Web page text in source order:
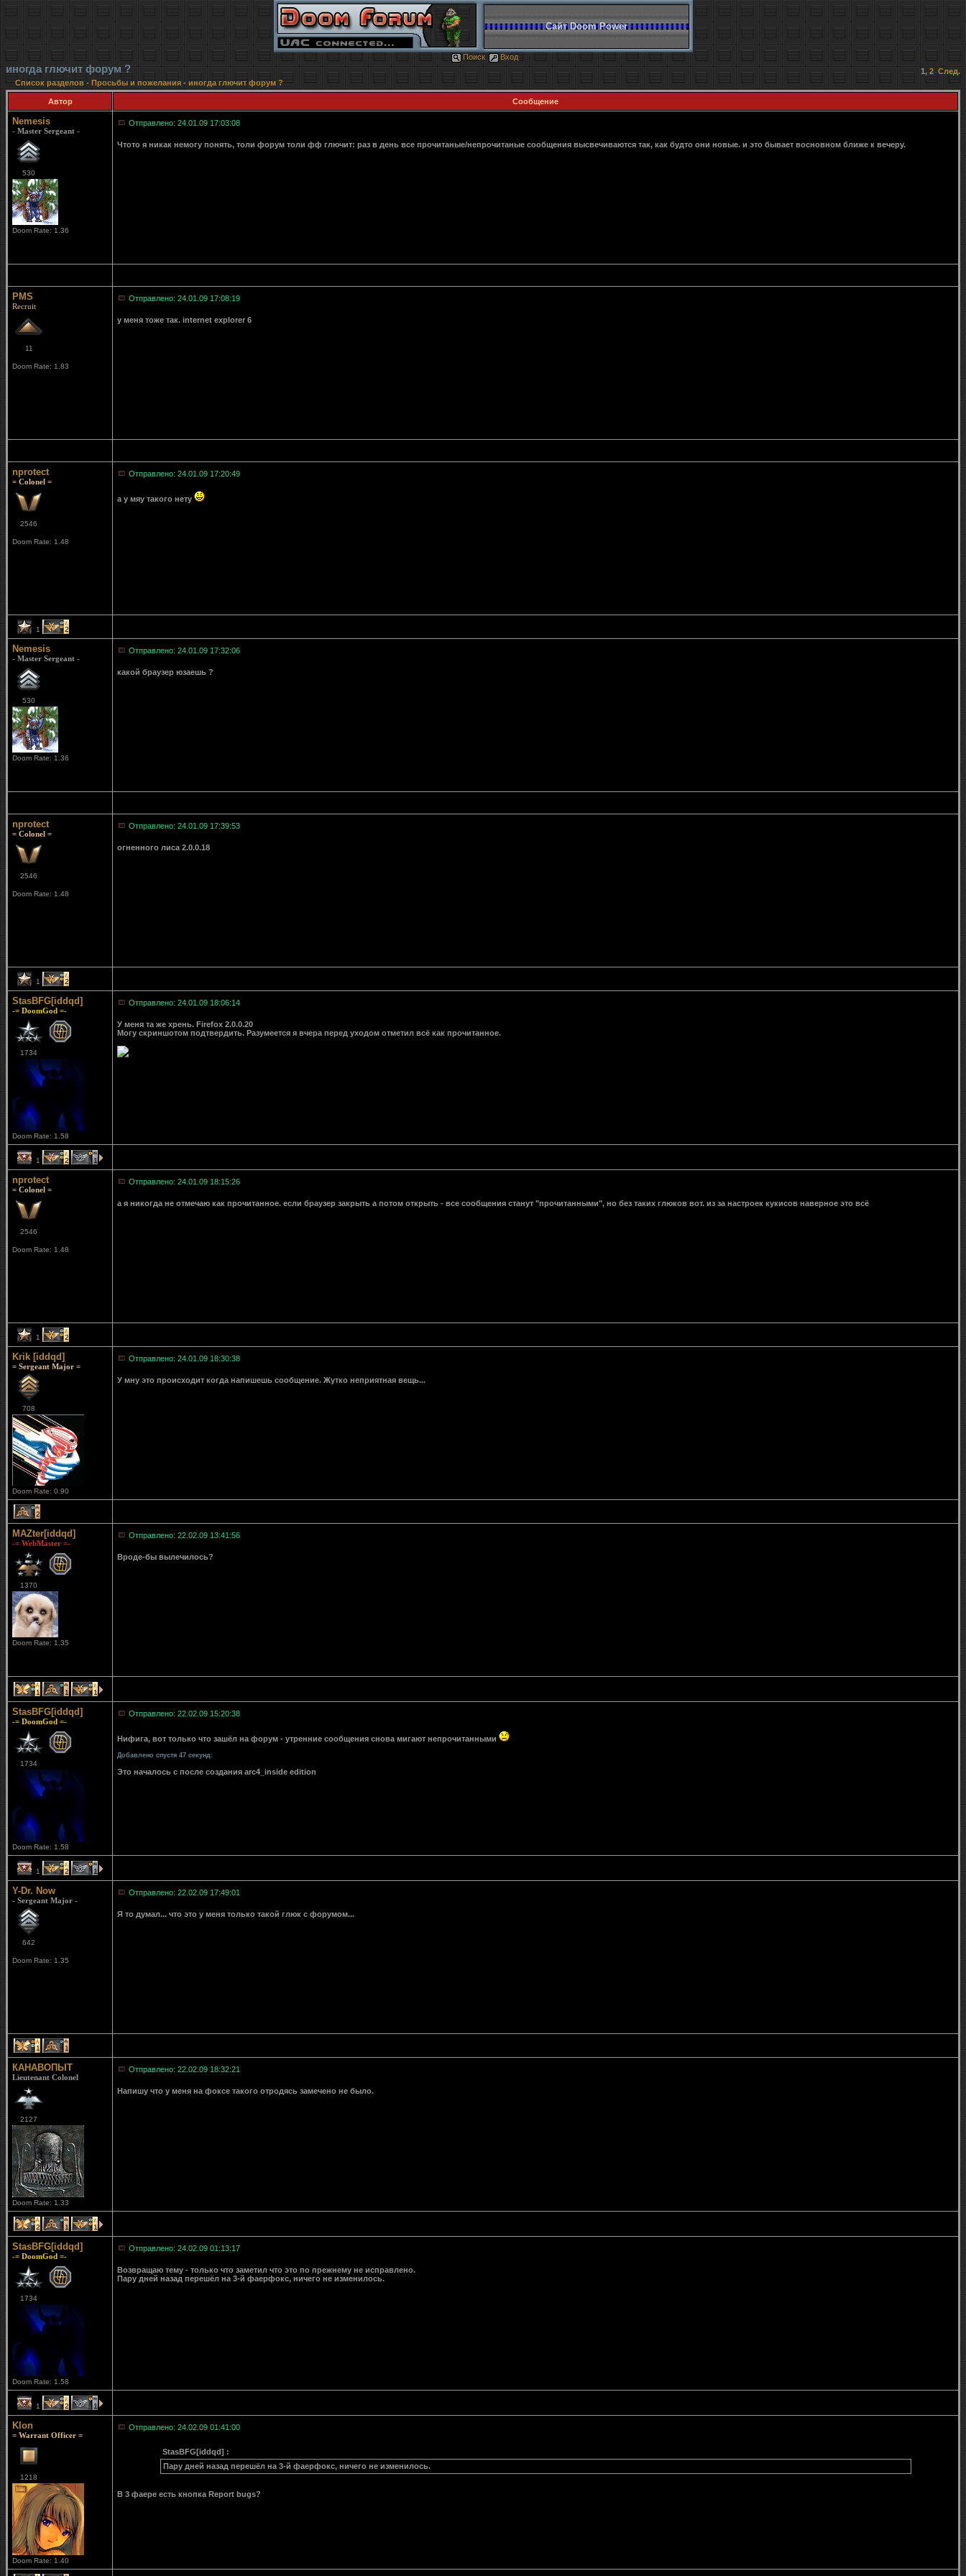
Сайт Doom Power
Поиск Вход
иногда глючит форум ? 1, 2 След.
Список разделов- Просьбы и пожелания - иногда глючит форум ?
Автор Сообщение
Nemesis
- Master Sergeant -
530
Doom Rate: 1.36
Отправлено: 24.01.09 17:03:08
Чтото я никак немогу понять, толи форум толи фф глючит: раз в день все прочитаные/непрочитаные сообщения высвечиваются так, как будто они новые. и это бывает восновном ближе к вечеру.
PMS
Recruit
11
Doom Rate: 1.83
Отправлено: 24.01.09 17:08:19
у меня тоже так. internet explorer 6
nprotect
= Colonel =
2546
Doom Rate: 1.48
Отправлено: 24.01.09 17:20:49
а у мяу такого нету
1 2
Nemesis
- Master Sergeant -
530
Doom Rate: 1.36
Отправлено: 24.01.09 17:32:06
какой браузер юзаешь ?
nprotect
= Colonel =
2546
Doom Rate: 1.48
Отправлено: 24.01.09 17:39:53
огненного лиса 2.0.0.18
1 2
StasBFG[iddqd]
-= DoomGod =-
1734
Doom Rate: 1.58
Отправлено: 24.01.09 18:06:14
У меня та же хрень. Firefox 2.0.0.20
Могу скриншотом подтвердить. Разумеется я вчера перед уходом отметил всё как прочитанное.
1 2 1
nprotect
= Colonel =
2546
Doom Rate: 1.48
Отправлено: 24.01.09 18:15:26
а я никогда не отмечаю как прочитанное. если браузер закрыть а потом открыть - все сообщения станут "прочитанными", но без таких глюков вот. из за настроек кукисов наверное это всё
1 2
Krik [iddqd]
= Sergeant Major =
708
Doom Rate: 0.90
Отправлено: 24.01.09 18:30:38
У мну это происходит когда напишешь сообщение. Жутко неприятная вещь...
2
MAZter[iddqd]
-= WebMaster =-
1370
Doom Rate: 1.35
Отправлено: 22.02.09 13:41:56
Вроде-бы вылечилось?
1 1 1
StasBFG[iddqd]
-= DoomGod =-
1734
Doom Rate: 1.58
Отправлено: 22.02.09 15:20:38
Нифига, вот только что зашёл на форум - утренние сообщения снова мигают непрочитанными
Добавлено спустя 47 секунд:
Это началось с после создания arc4_inside edition
1 2 1
Y-Dr. Now
- Sergeant Major -
642
Doom Rate: 1.35
Отправлено: 22.02.09 17:49:01
Я то думал... что это у меня только такой глюк с форумом...
1 1
КАНАВОПЫТ
Lieutenant Colonel
2127
Doom Rate: 1.33
Отправлено: 22.02.09 18:32:21
Напишу что у меня на фоксе такого отродясь замечено не было.
2 1 1
StasBFG[iddqd]
-= DoomGod =-
1734
Doom Rate: 1.58
Отправлено: 24.02.09 01:13:17
Возвращаю тему - только что заметил что это по прежнему не исправлено.
Пару дней назад перешёл на 3-й фаерфокс, ничего не изменилось.
1 2 1
Klon
= Warrant Officer =
1218
Doom Rate: 1.40
Отправлено: 24.02.09 01:41:00
StasBFG[iddqd] :
Пару дней назад перешёл на 3-й фаерфокс, ничего не изменилось.
В 3 фаере есть кнопка Report bugs?